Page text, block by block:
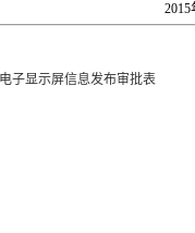
子显示屏信息发布审批表